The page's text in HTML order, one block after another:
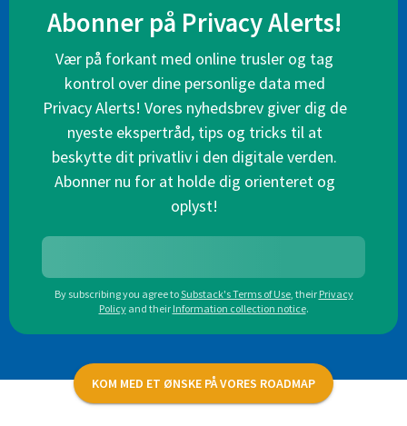
Abonner på Privacy Alerts!
Vær på forkant med online trusler og tag
kontrol over dine personlige data med
Privacy Alerts! Vores nyhedsbrev giver dig de
nyeste ekspertråd, tips og tricks til at
beskytte dit privatliv i den digitale verden.
Abonner nu for at holde dig orienteret og
oplyst!
By subscribing you agree toSubstack's Terms of Use, their Privacy
Policy and their Information collection notice.
KOM MED ET ØNSKE PÅ VORES ROADMAP